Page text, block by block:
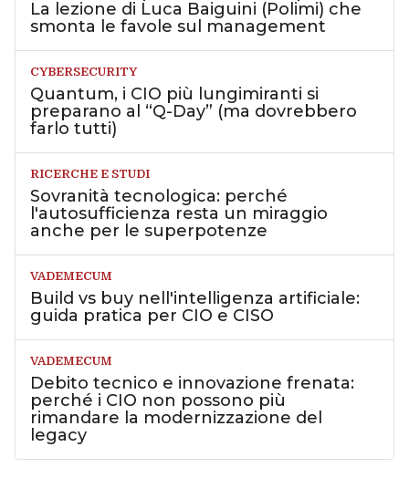
La lezione di Luca Baiguini (Polimi) che
smonta le favole sul management
CYBERSECURITY
Quantum, i CIO più lungimiranti si
preparano al “Q-Day” (ma dovrebbero
farlo tutti)
RICERCHE E STUDI
Sovranità tecnologica: perché
l'autosufficienza resta un miraggio
anche per le superpotenze
VADEMECUM
Build vs buy nell'intelligenza artificiale:
guida pratica per CIO e CISO
VADEMECUM
Debito tecnico e innovazione frenata:
perché i CIO non possono più
rimandare la modernizzazione del
legacy